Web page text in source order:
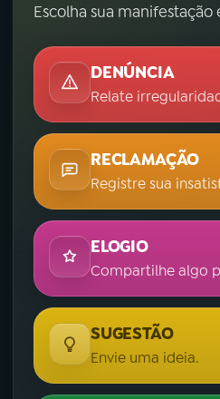
Escolha sua
DENÚNCIA
Relate
RECLAMAÇÃO
Registre sua
ELOGIO
Compartilhe algo
SUGESTÃO
Envie uma ideia.